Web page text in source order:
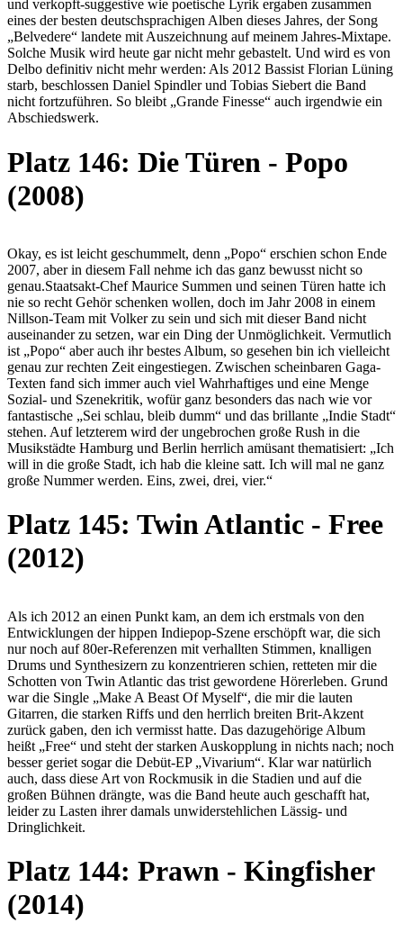
und verkopft-suggestive wie poetische Lyrik ergaben zusammen
eines der besten deutschsprachigen Alben dieses Jahres, der Song
„Belvedere“ landete mit Auszeichnung auf meinem Jahres-Mixtape.
Solche Musik wird heute gar nicht mehr gebastelt. Und wird es von
Delbo definitiv nicht mehr werden: Als 2012 Bassist Florian Lüning
starb, beschlossen Daniel Spindler und Tobias Siebert die Band
nicht fortzuführen. So bleibt „Grande Finesse“ auch irgendwie ein
Abschiedswerk.
Platz 146: Die Türen - Popo
(2008)
Okay, es ist leicht geschummelt, denn „Popo“ erschien schon Ende
2007, aber in diesem Fall nehme ich das ganz bewusst nicht so
genau.Staatsakt-Chef Maurice Summen und seinen Türen hatte ich
nie so recht Gehör schenken wollen, doch im Jahr 2008 in einem
Nillson-Team mit Volker zu sein und sich mit dieser Band nicht
auseinander zu setzen, war ein Ding der Unmöglichkeit. Vermutlich
ist „Popo“ aber auch ihr bestes Album, so gesehen bin ich vielleicht
genau zur rechten Zeit eingestiegen. Zwischen scheinbaren Gaga-
Texten fand sich immer auch viel Wahrhaftiges und eine Menge
Sozial- und Szenekritik, wofür ganz besonders das nach wie vor
fantastische „Sei schlau, bleib dumm“ und das brillante „Indie Stadt“
stehen. Auf letzterem wird der ungebrochen große Rush in die
Musikstädte Hamburg und Berlin herrlich amüsant thematisiert: „Ich
will in die große Stadt, ich hab die kleine satt. Ich will mal ne ganz
große Nummer werden. Eins, zwei, drei, vier.“
Platz 145: Twin Atlantic - Free
(2012)
Als ich 2012 an einen Punkt kam, an dem ich erstmals von den
Entwicklungen der hippen Indiepop-Szene erschöpft war, die sich
nur noch auf 80er-Referenzen mit verhallten Stimmen, knalligen
Drums und Synthesizern zu konzentrieren schien, retteten mir die
Schotten von Twin Atlantic das trist gewordene Hörerleben. Grund
war die Single „Make A Beast Of Myself“, die mir die lauten
Gitarren, die starken Riffs und den herrlich breiten Brit-Akzent
zurück gaben, den ich vermisst hatte. Das dazugehörige Album
heißt „Free“ und steht der starken Auskopplung in nichts nach; noch
besser geriet sogar die Debüt-EP „Vivarium“. Klar war natürlich
auch, dass diese Art von Rockmusik in die Stadien und auf die
großen Bühnen drängte, was die Band heute auch geschafft hat,
leider zu Lasten ihrer damals unwiderstehlichen Lässig- und
Dringlichkeit.
Platz 144: Prawn - Kingfisher
(2014)